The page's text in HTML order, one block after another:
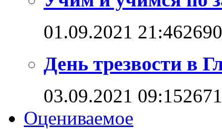
01.09.2021 21:46
День трезвости в
03.09.2021 09:15
Оцениваемое